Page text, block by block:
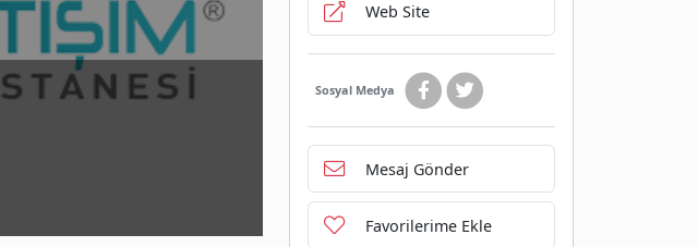
Web Site
Sosyal Medya
Mesaj Gönder
Favorilerime Ekle